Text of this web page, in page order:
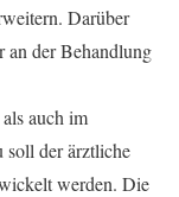
Darüber
an der Behandlung
auch im
soll der ärztliche
werden. Die